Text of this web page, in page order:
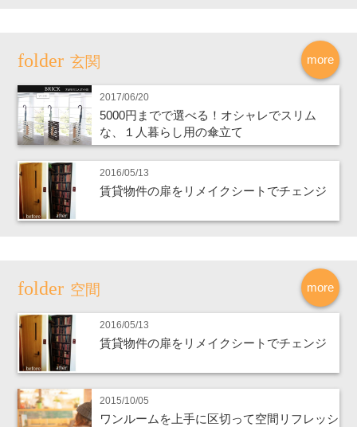
more
玄関
2017/06/20
5000円までで選べる！オシャレでスリム
な、１人暮らし用の傘立て
2016/05/13
賃貸物件の扉をリメイクシートでチェンジ
more
空間
2016/05/13
賃貸物件の扉をリメイクシートでチェンジ
2015/10/05
ワンルームを上手に区切って空間リフレッシ